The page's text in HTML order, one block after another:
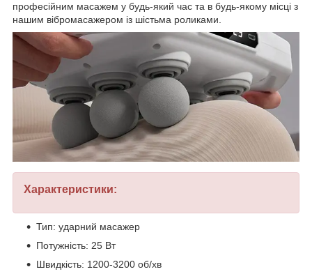
професійним масажем у будь-який час та в будь-якому місці з
нашим вібромасажером із шістьма роликами.
Характеристики:
Тип: ударний масажер
Потужність: 25 Вт
Швидкість: 1200-3200 об/хв